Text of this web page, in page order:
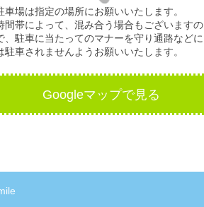
車場は指定の場所にお願いいたします。
間帯によって、混み合う場合もございますの
、駐車に当たってのマナーを守り通路などに
駐車されませんようお願いいたします。
Googleマップで見る